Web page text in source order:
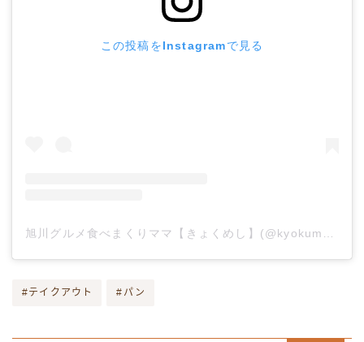
この投稿をInstagramで見る
#テイクアウト #パン